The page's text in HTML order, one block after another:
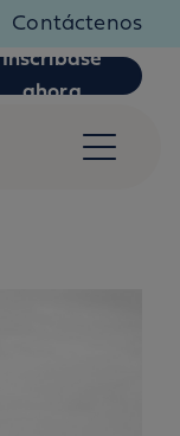
Contáctenos
Inscríbase
ahora